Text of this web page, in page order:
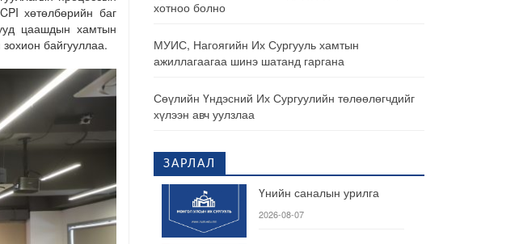
хөтөлбөрийн баг
цаашдын хамтын
байгууллаа.
хотноо болно
МУИС, Нагоягийн Их Сургууль хамтын
ажиллагаагаа шинэ шатанд гаргана
Сөүлийн Үндэсний Их Сургуулийн төлөөлөгчдийг
хүлээн авч уулзлаа
ЗАРЛАЛ
Үнийн саналын урилга
2026-08-07